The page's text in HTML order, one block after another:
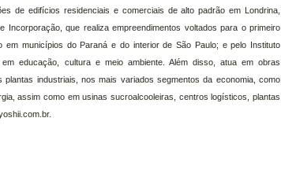
de edifícios residenciais e comerciais de alto padrão em Londrina,
Incorporação, que realiza empreendimentos voltados para o primeiro
em municípios do Paraná e do interior de São Paulo; e pelo Instituto
educação, cultura e meio ambiente. Além disso, atua em obras
industriais, nos mais variados segmentos da economia, como
assim como em usinas sucroalcooleiras, centros logísticos, plantas